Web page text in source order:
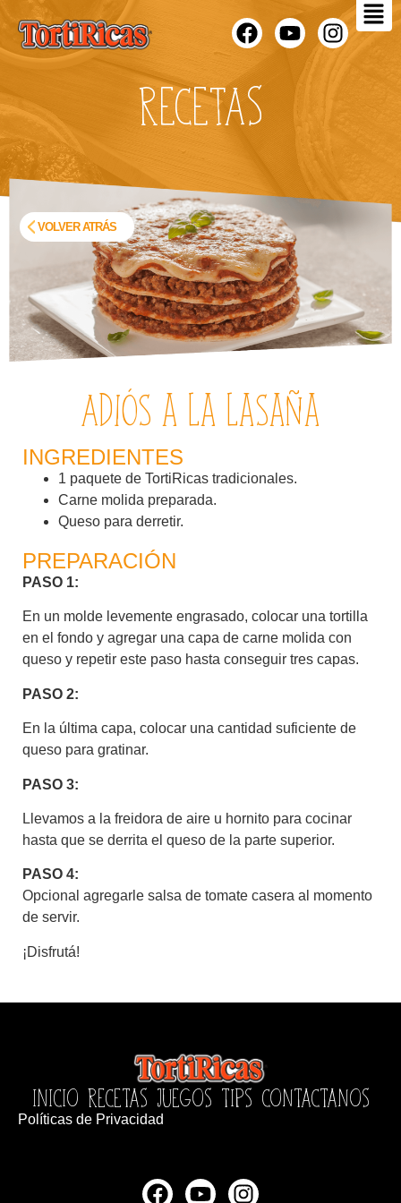
RECETAS
VOLVER ATRÁS
Adiós a la lasaña
INGREDIENTES
1 paquete de TortiRicas tradicionales.
Carne molida preparada.
Queso para derretir.
PREPARACIÓN
PASO 1:
En un molde levemente engrasado, colocar una tortilla
en el fondo y agregar una capa de carne molida con
queso y repetir este paso hasta conseguir tres capas.
PASO 2:
En la última capa, colocar una cantidad suficiente de
queso para gratinar.
PASO 3:
Llevamos a la freidora de aire u hornito para cocinar
hasta que se derrita el queso de la parte superior.
PASO 4:
Opcional agregarle salsa de tomate casera al momento
de servir.
¡Disfrutá!
INICIO RECETAS JUEGOS TIPS CONTACTANOS
Políticas de Privacidad